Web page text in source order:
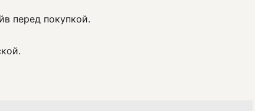
перед покупкой.